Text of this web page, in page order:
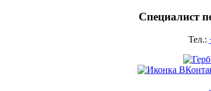
Специалист
Тел.: